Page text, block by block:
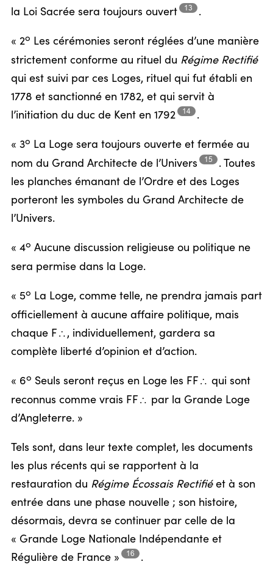
la Loi Sacrée sera toujours ouvert 13 .
« 2o Les cérémonies seront réglées d’une manière
strictement conforme au rituel du Régime Rectifié
qui est suivi par ces Loges, rituel qui fut établi en
1778 et sanctionné en 1782, et qui servit à
l’initiation du duc de Kent en 1792 14 .
« 3o La Loge sera toujours ouverte et fermée au
nom du Grand Architecte de l’Univers 15 .Toutes
les planches émanant de l’Ordre et des Loges
porteront les symboles du Grand Architecte de
l’Univers.
« 4o Aucune discussion religieuse ou politique ne
sera permise dans la Loge.
« 5o La Loge, comme telle, ne prendra jamais part
officiellement à aucune affaire politique, mais
chaque F / , individuellement, gardera sa
complète liberté d’opinion et d’action.
« 6o Seuls seront reçus en Loge les FF / qui sont
reconnus comme vrais FF / par la Grande Loge
d’Angleterre. »
Tels sont, dans leur texte complet, les documents
les plus récents qui se rapportent à la
restauration du Régime Écossais Rectifiéet à son
entrée dans une phase nouvelle ; son histoire,
désormais, devra se continuer par celle de la
« Grande Loge Nationale Indépendante et
Régulière de France » 16 .